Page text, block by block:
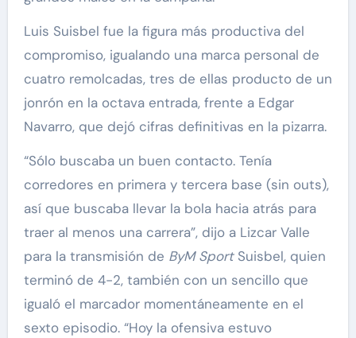
Luis Suisbel fue la figura más productiva del
compromiso, igualando una marca personal de
cuatro remolcadas, tres de ellas producto de un
jonrón en la octava entrada, frente a Edgar
Navarro, que dejó cifras definitivas en la pizarra.
“Sólo buscaba un buen contacto. Tenía
corredores en primera y tercera base (sin outs),
así que buscaba llevar la bola hacia atrás para
traer al menos una carrera”, dijo a Lizcar Valle
para la transmisión de ByM SportSuisbel, quien
terminó de 4-2, también con un sencillo que
igualó el marcador momentáneamente en el
sexto episodio. “Hoy la ofensiva estuvo